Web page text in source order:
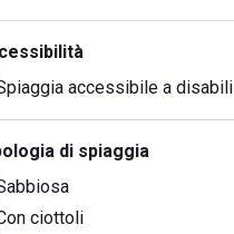
accessibile a disabili
di spiaggia
ciottoli